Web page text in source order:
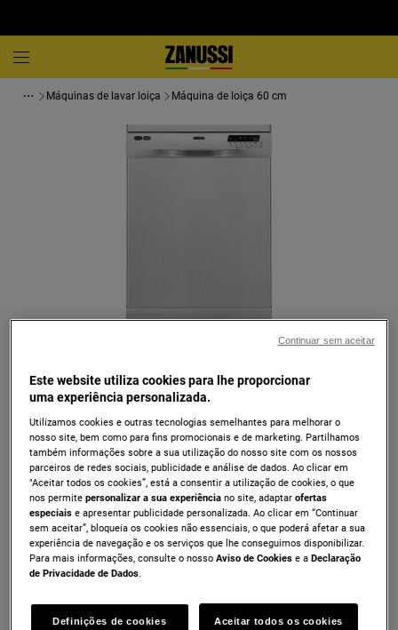
Máquinas de lavar loiça Máquina de loiça 60 cm
ZDF26030XA
Máquina de lavar loiça de 60 cm para 13
talheres
Ficha de informação do produto
As instruções e avisos de segurança de acordo com o
do manual do utilizador. Para uma utilização segura do produto,
leia o manual do utilizador completo.
Este website utiliza cookies para lhe proporcionar
uma experiência personalizada.
Utilizamos cookies e outras tecnologias semelhantes para melhorar o
nosso site, bem como para fins promocionais e de marketing. Partilhamos
também informações sobre a sua utilização do nosso site com os nossos
parceiros de redes sociais, publicidade e análise de dados. Ao clicar em
"Aceitar todos os cookies”, está a consentir a utilização de cookies, o que
nos permitepersonalizar a sua experiênciano site, adaptarofertas
especiaise apresentar publicidade personalizada. Ao clicar em “Continuar
sem aceitar”, bloqueia os cookies não essenciais, o que poderá afetar a sua
experiência de navegação e os serviços que lhe conseguimos disponibilizar.
Para mais informações, consulte o nossoAviso de Cookies e aDeclaração
de Privacidade de Dados.
Definições de cookies Aceitar todos os cookies
Continuar sem aceitar